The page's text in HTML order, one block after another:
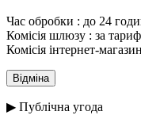
Час обробки : до 24
Комісія шлюзу : за
Комісія інтернет-
▶ Публічна угода